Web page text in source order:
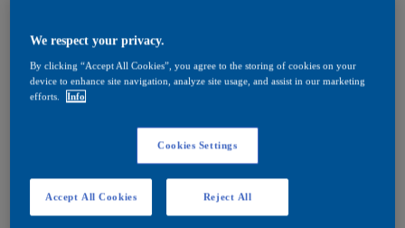
Trattamento
A base acqua
A base solvente
A base acqua
Quick Search
Ricerca di prodotti
We respect your privacy.
By clicking “Accept All Cookies”, you agree to the storing of cookies on your
device to enhance site navigation, analyze site usage, and assist in our marketing
efforts.
Info
Cookies Settings
Reject All
Accept All Cookies